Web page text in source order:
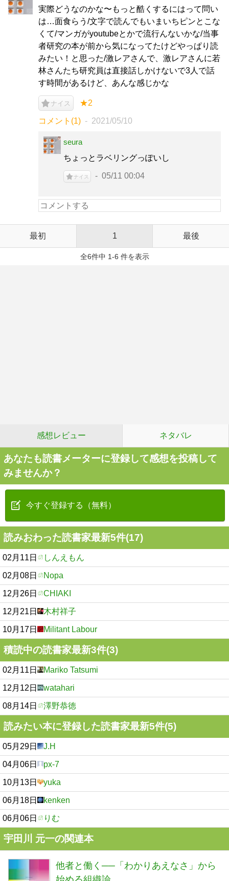
実際どうなのかな〜もっと酷くするにはって問い
は…面食らう/文字で読んでもいまいちピンとこな
くて/マンガがyoutubeとかで流行んないかな/当事
者研究の本が前から気になってたけどやっぱり読
みたい！と思った/激レアさんで、激レアさんに若
林さんたち研究員は直接話しかけないで3人で話
す時間があるけど、あんな感じかな
ナイス ★2
コメント(1) 2021/05/10
seura
ちょっとラベリングっぽいし
ナイス 05/11 00:04
最初 1 最後
全6件中 1-6 件を表示
感想レビュー ネタバレ
あなたも読書メーターに登録して感想を投稿して
みませんか？
今すぐ登録する（無料）
読みおわった読書家最新5件(17)
02月11日 しんえもん
02月08日 Nopa
12月26日 CHIAKI
12月21日 木村祥子
10月17日 Militant Labour
積読中の読書家最新3件(3)
02月11日 Mariko Tatsumi
12月12日 watahari
08月14日 澤野恭徳
読みたい本に登録した読書家最新5件(5)
05月29日 J.H
04月06日 px-7
10月13日 yuka
06月18日 kenken
06月06日 りむ
宇田川 元一の関連本
他者と働く──「わかりあえなさ」から